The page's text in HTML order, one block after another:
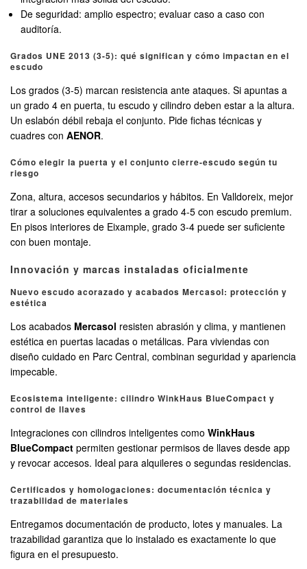
De seguridad: amplio espectro; evaluar caso a caso con
auditoría.
Grados UNE 2013 (3-5): qué significan y cómo impactan en el
escudo
Los grados (3-5) marcan resistencia ante ataques. Si apuntas a
un grado 4 en puerta, tu escudo y cilindro deben estar a la altura.
Un eslabón débil rebaja el conjunto. Pide fichas técnicas y
cuadres con AENOR.
Cómo elegir la puerta y el conjunto cierre-escudo según tu
riesgo
Zona, altura, accesos secundarios y hábitos. En Valldoreix, mejor
tirar a soluciones equivalentes a grado 4-5 con escudo premium.
En pisos interiores de Eixample, grado 3-4 puede ser suficiente
con buen montaje.
Innovación y marcas instaladas oficialmente
Nuevo escudo acorazado y acabados Mercasol: protección y
estética
Los acabados Mercasol resisten abrasión y clima, y mantienen
estética en puertas lacadas o metálicas. Para viviendas con
diseño cuidado en Parc Central, combinan seguridad y apariencia
impecable.
Ecosistema inteligente: cilindro WinkHaus BlueCompact y
control de llaves
Integraciones con cilindros inteligentes como WinkHaus
BlueCompact permiten gestionar permisos de llaves desde app
y revocar accesos. Ideal para alquileres o segundas residencias.
Certificados y homologaciones: documentación técnica y
trazabilidad de materiales
Entregamos documentación de producto, lotes y manuales. La
trazabilidad garantiza que lo instalado es exactamente lo que
figura en el presupuesto.